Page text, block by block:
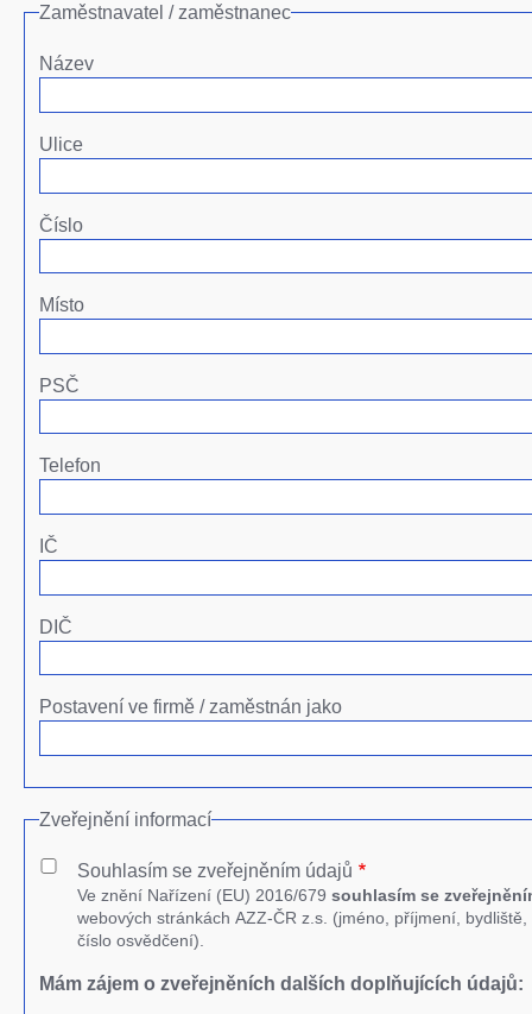
Zaměstnavatel / zaměstnanec
Název
Ulice
Číslo
Místo
PSČ
Telefon
IČ
DIČ
Postavení ve firmě / zaměstnán jako
Zveřejnění informací
Souhlasím se zveřejněním údajů
Ve znění Nařízení (EU) 2016/679 souhlasím se
webových stránkách AZZ-ČR z.s. (jméno, příjmení,
číslo osvědčení).
Mám zájem o zveřejněních dalších doplňujících údajů: